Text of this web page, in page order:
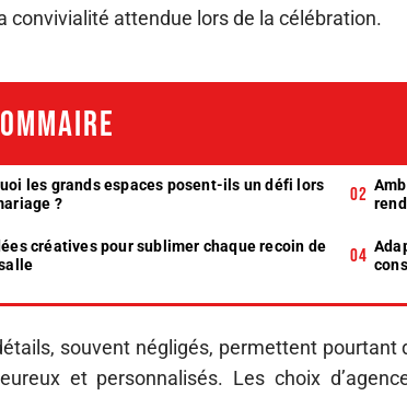
convivialité attendue lors de la célébration.
les grands espaces posent-ils un défi lors
?
créatives pour sublimer chaque recoin de
souvent négligés, permettent
et personnalisés. Les choix